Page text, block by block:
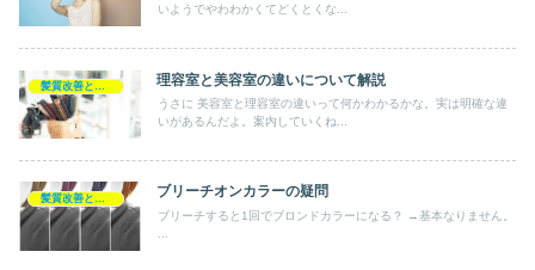
いようでやわわかくてどくとくな...
理容室と美容室の違いについて解説
うさに 美容室と理容室の違いって何かわかるかな。実は明確な違
いがあるんだよ。案内していくね...
ブリーチオンカラーの疑問
ブリーチすると1回でブロンドカラーになる？ →基本なりません。